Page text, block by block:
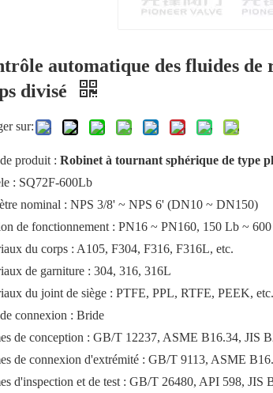
automatique des fluides
divisé
sur:
produit : Robinet à tournant sphérique de type
: SQ72F-600Lb
nominal : NPS 3/8' ~ NPS 6' (DN10 ~ DN150)
de fonctionnement : PN16 ~ PN160, 150 Lb ~
du corps : A105, F304, F316, F316L, etc.
de garniture : 304, 316, 316L
du joint de siège : PTFE, PPL, RTFE, PEEK, etc.
connexion : Bride
de conception : GB/T 12237, ASME B16.34, JIS
de connexion d'extrémité : GB/T 9113, ASME
d'inspection et de test : GB/T 26480, API 598, JIS